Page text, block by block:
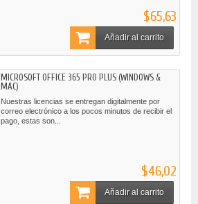
$65,63
Añadir al carrito
MICROSOFT OFFICE 365 PRO PLUS (WINDOWS &
MAC)
Nuestras licencias se entregan digitalmente por
correo electrónico a los pocos minutos de recibir el
pago, estas son...
$46,02
Añadir al carrito